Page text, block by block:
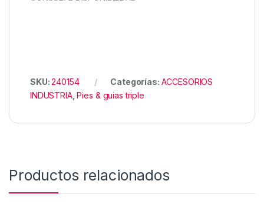
SKU:240154 Categorías: ACCESORIOS
INDUSTRIA,Pies & guias triple
Productos relacionados